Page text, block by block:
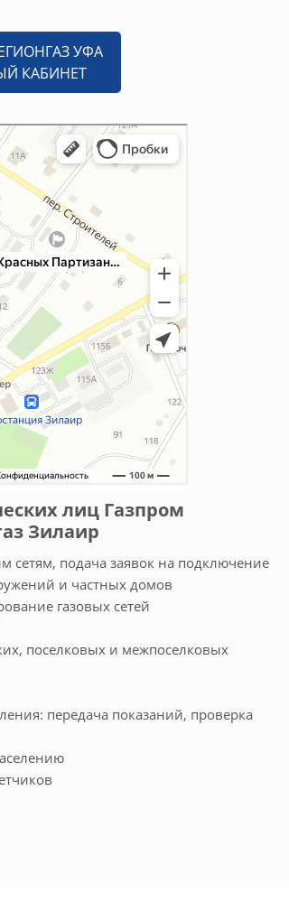
УФА
КАБИНЕТ
лиц Газпром
Зилаир
сетям, подача заявок на подключение
и частных домов
газовых сетей
поселковых и межпоселковых
передача показаний, проверка